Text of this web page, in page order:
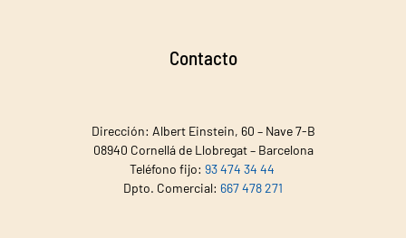
Contacto
Dirección: Albert Einstein, 60 – Nave 7-B
08940 Cornellá de Llobregat – Barcelona
Teléfono fijo: 93 474 34 44
Dpto. Comercial: 667 478 271